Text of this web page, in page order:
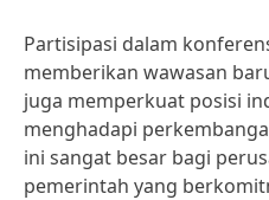
Partisipasi dalam
memberikan wawasan
juga memperkuat posisi
menghadapi
ini sangat besar bagi
pemerintah yang